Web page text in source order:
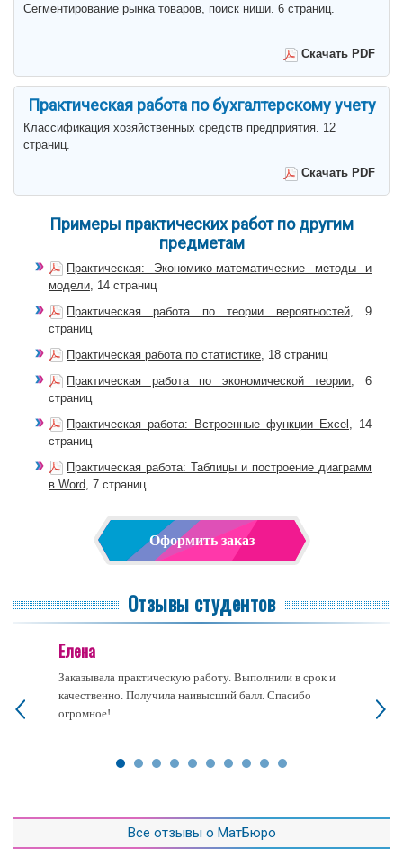
Сегментирование рынка товаров, поиск ниши. 6 страниц.
Скачать PDF
Практическая работа по бухгалтерскому учету
Классификация хозяйственных средств предприятия. 12
страниц.
Скачать PDF
Примеры практических работ по другим
предметам
Практическая: Экономико-математические методы и
модели , 14 страниц
Практическая работа по теории вероятностей, 9
страниц
Практическая работа по статистике , 18 страниц
Практическая работа по экономической теории , 6
страниц
Практическая работа: Встроенные функции Excel
, 14
страниц
Практическая работа: Таблицы и построение диаграмм
в Word , 7 страниц
Оформить заказ
Отзывы студентов
Заказывала практическую работу. Выполнили в срок и
качественно. Получила наивысший балл. Спасибо
огромное!
Елена
Все отзывы о МатБюро